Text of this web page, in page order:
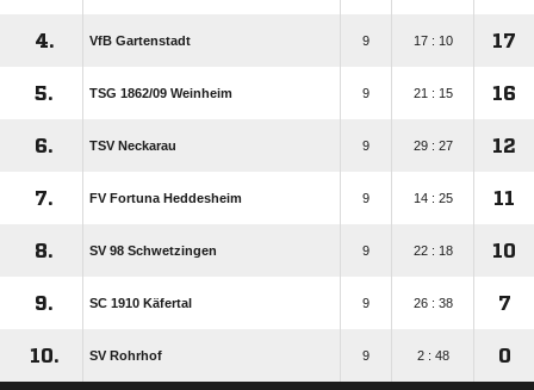
4. VfB Gartenstadt 9 17 : 10 17
5. TSG 1862/​09 Weinheim 9 21 : 15 16
6. TSV Neckarau 9 29 : 27 12
7. FV Fortuna Heddesheim 9 14 : 25 11
8. SV 98 Schwetzingen 9 22 : 18 10
9. SC 1910 Käfertal 9 26 : 38 7
10. SV Rohrhof 9 2 : 48 0